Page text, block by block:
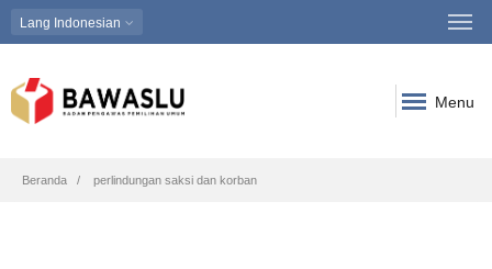
Lang Indonesian
Menu
Breadcrumb
Beranda perlindungan saksi dan korban